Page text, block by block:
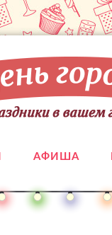
АФИША